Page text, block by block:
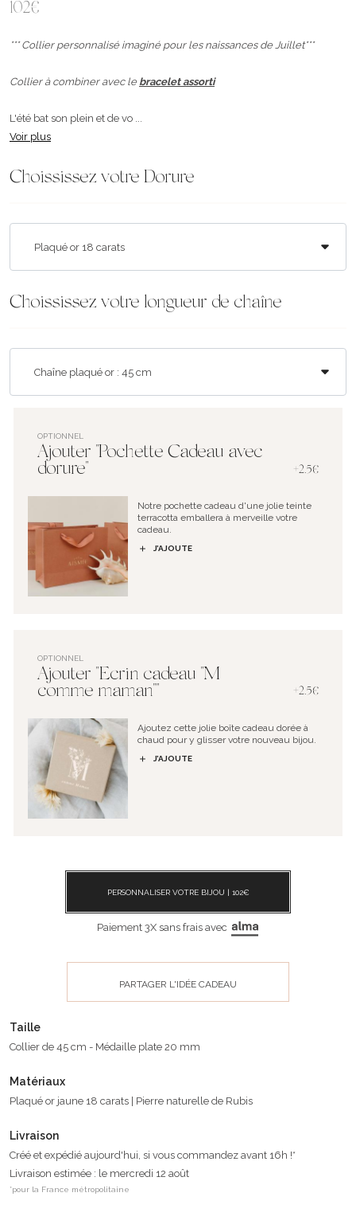
102€
*** Collier personnalisé imaginé pour les naissances de Juillet***
Collier à combiner avec le bracelet assorti
L'été bat son plein et de vo ...
Voir plus
Choississez votre Dorure
Choississez votre longueur de chaîne
OPTIONNEL
Ajouter "Pochette Cadeau avec
dorure"
+2.5€
Notre pochette cadeau d'une jolie teinte
terracotta emballera à merveille votre
cadeau.
J’AJOUTE
OPTIONNEL
Ajouter "Ecrin cadeau "M
comme maman""
+2.5€
Ajoutez cette jolie boîte cadeau dorée à
chaud pour y glisser votre nouveau bijou.
J’AJOUTE
PERSONNALISER VOTRE BIJOU | 102€
Paiement 3X sans frais avec
PARTAGER L'IDÉE CADEAU
Taille
Collier de 45 cm - Médaille plate 20 mm
Matériaux
Plaqué or jaune 18 carats | Pierre naturelle de Rubis
Livraison
Créé et expédié aujourd'hui, si vous commandez avant 16h !*
Livraison estimée : le mercredi 12 août
*pour la France métropolitaine